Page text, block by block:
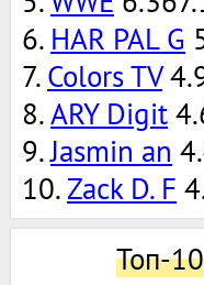
6. HAR PAL G
7. Colors TV
8.ARY Digit
9.Jasmin an
10. Zack D. F
Топ-